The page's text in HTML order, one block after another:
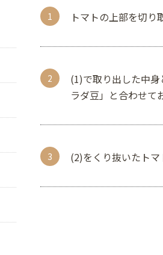
トマトの上部を切り
(1)で取り出した中
ラダ豆」と合わせて
(2)をくり抜いたトマ